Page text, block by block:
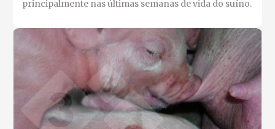
principalmente nas últimas semanas de vida do suíno.